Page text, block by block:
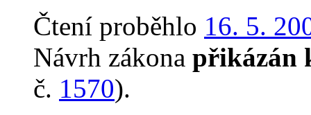
Čtení proběhlo 16. 5.
Návrh zákona přikázán
č. 1570).